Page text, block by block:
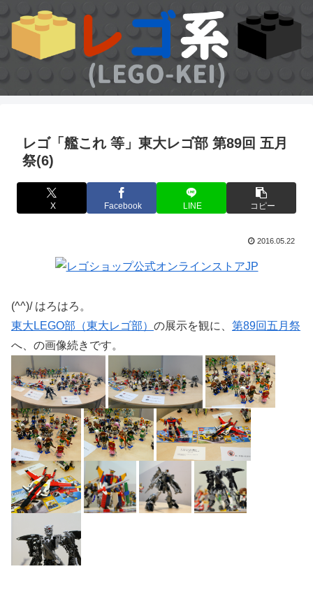
レゴ「艦これ 等」東大レゴ部 第89回 五月
祭(6)
X Facebook LINE コピー
2016.05.22
(^^)/ はろはろ。
東大LEGO部（東大レゴ部） の展示を観に、 第89回五月祭
へ、の画像続きです。